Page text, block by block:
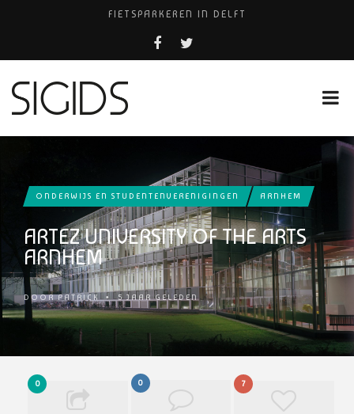
FIETSPARKEREN IN DELFT
FIETS KWIJT IN TILBURG?
USED PRODUCTS LEIDEN
ONDERWIJS EN STUDENTENVERENIGINGEN ARNHEM
ARTEZ UNIVERSITY OF THE ARTS
ARNHEM
DOORPATRICK • 5 JAAR GELEDEN
0 0 7